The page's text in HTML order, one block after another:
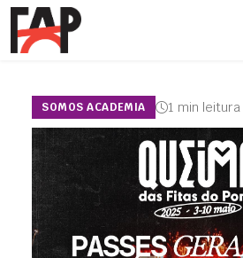
SOMOS ACADEMIA 1 min leitura